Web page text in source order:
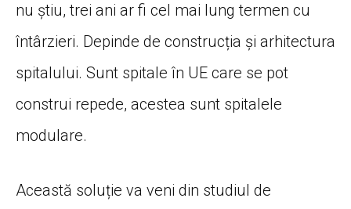
nu știu, trei ani ar fi cel mai lung termen cu
întârzieri. Depinde de construcția și arhitectura
spitalului. Sunt spitale în UE care se pot
construi repede, acestea sunt spitalele
modulare.
Această soluție va veni din studiul de